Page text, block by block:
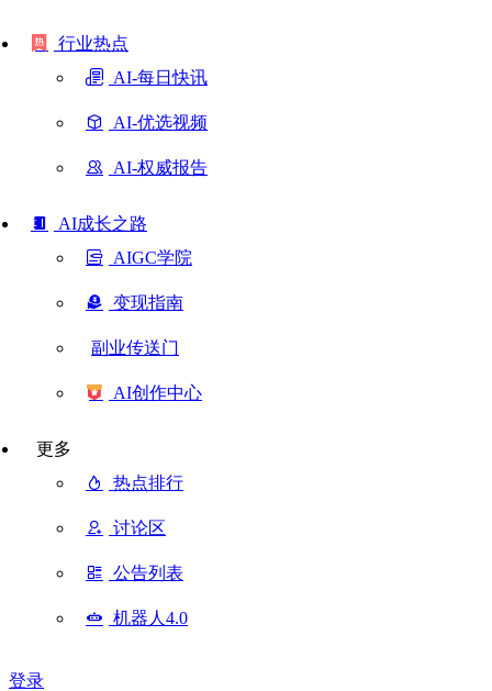
行业热点
AI-每日快讯
AI-优选视频
AI-权威报告
AI成长之路
AIGC学院
变现指南
副业传送门
AI创作中心
更多
热点排行
讨论区
公告列表
机器人4.0
登录